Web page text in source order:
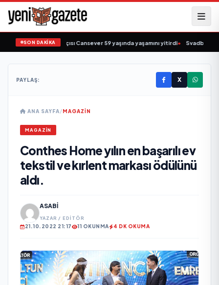
SON DAKİKA
sevilen sanatçısı Cansever 59 yaşında yaşamını yitirdi• Svadba
PAYLAŞ: X
ANA SAYFA/MAGAZIN
MAGAZIN
Conthes Home yılın en başarılı ev
tekstil ve kırlent markası ödülünü
aldı.
ASABI
YAZAR / EDITÖR
21.10.2022 21:17 11 OKUNMA 4 DK OKUMA